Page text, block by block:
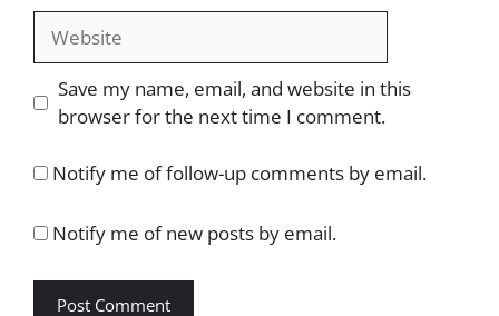
Website
Save my name, email, and website in this
browser for the next time I comment.
Notify me of follow-up comments by email.
Notify me of new posts by email.